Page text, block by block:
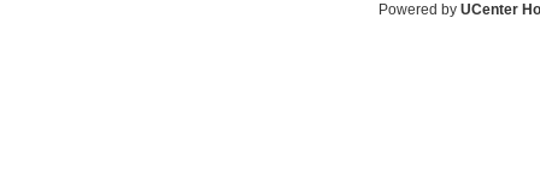
Powered by UCenter